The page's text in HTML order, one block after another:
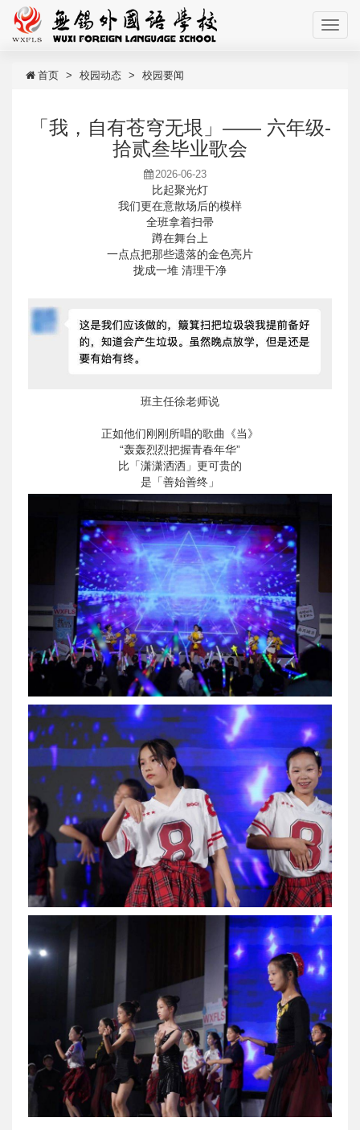
首页 校园动态 校园要闻
「我，自有苍穹无垠」—— 六年级-
拾贰叁毕业歌会
2026-06-23
比起聚光灯
我们更在意散场后的模样
全班拿着扫帚
蹲在舞台上
一点点把那些遗落的金色亮片
拢成一堆 清理干净
班主任徐老师说
正如他们刚刚所唱的歌曲《当》
“轰轰烈烈把握青春年华”
比「潇潇洒洒」更可贵的
是「善始善终」